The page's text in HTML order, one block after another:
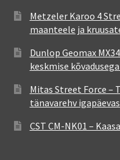
Metzeler Karoo 4
maanteele ja
Dunlop Geomax
keskmise
Mitas Street Force –
tänavarehv
CST CM-NK01 –